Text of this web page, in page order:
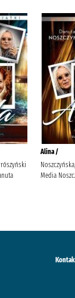
Alina /
Media